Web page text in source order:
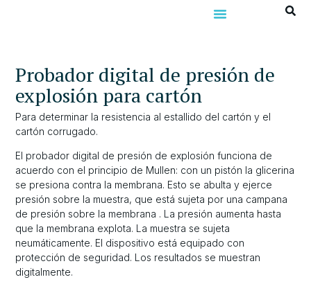
Probador digital de presión de
explosión para cartón
Para determinar la resistencia al estallido del cartón y el
cartón corrugado.
El probador digital de presión de explosión funciona de
acuerdo con el principio de Mullen: con un pistón la glicerina
se presiona contra la membrana. Esto se abulta y ejerce
presión sobre la muestra, que está sujeta por una campana
de presión sobre la membrana . La presión aumenta hasta
que la membrana explota. La muestra se sujeta
neumáticamente. El dispositivo está equipado con
protección de seguridad. Los resultados se muestran
digitalmente.